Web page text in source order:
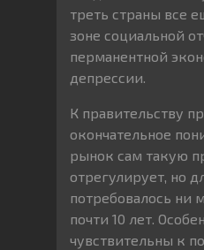
треть страны все
зоне социальной
перманентной
депрессии.
К правительству
окончательное
рынок сам такую
отрегулирует, но
потребовалось ни
почти 10 лет.
чувствительны к